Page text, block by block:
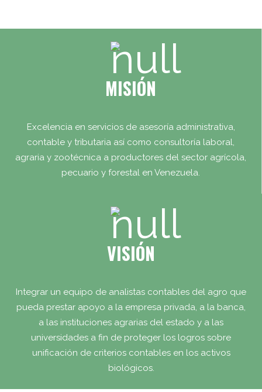
MISIÓN
Excelencia en servicios de asesoría administrativa,
contable y tributaria así como consultoría laboral,
agraria y zootécnica a productores del sector agrícola,
pecuario y forestal en Venezuela.
VISIÓN
Integrar un equipo de analistas contables del agro que
pueda prestar apoyo a la empresa privada, a la banca,
a las instituciones agrarias del estado y a las
universidades a fin de proteger los logros sobre
unificación de criterios contables en los activos
biológicos.